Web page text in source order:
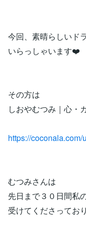
今回、素晴らしいド
いらっしゃいます❤️
その方は
しおやむつみ｜心・
https://
むつみさんは
先日まで３０日間私
受けてくださってお